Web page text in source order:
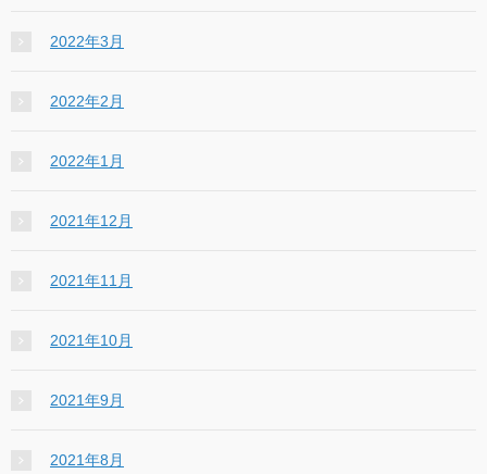
2022年3月
2022年2月
2022年1月
2021年12月
2021年11月
2021年10月
2021年9月
2021年8月